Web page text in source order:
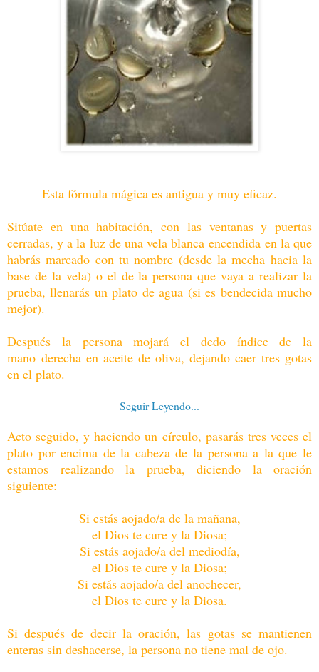
Esta fórmula mágica es antigua y muy eficaz.
Sitúate en una habitación, con las ventanas y puertas
cerradas, y a la luz de una vela blanca encendida en la que
habrás marcado con tu nombre (desde la mecha hacia la
base de la vela) o el de la persona que vaya a realizar la
prueba, llenarás un plato de agua (si es bendecida mucho
mejor).
Después la persona mojará el dedo índice de la
mano derecha en aceite de oliva, dejando caer tres gotas
en el plato.
Seguir Leyendo...
Acto seguido, y haciendo un círculo, pasarás tres veces el
plato por encima de la cabeza de la persona a la que le
estamos realizando la prueba, diciendo la oración
siguiente:
Si estás aojado/a de la mañana,
el Dios te cure y la Diosa;
Si estás aojado/a del mediodía,
el Dios te cure y la Diosa;
Si estás aojado/a del anochecer,
el Dios te cure y la Diosa.
Si después de decir la oración, las gotas se mantienen
enteras sin deshacerse, la persona no tiene mal de ojo.